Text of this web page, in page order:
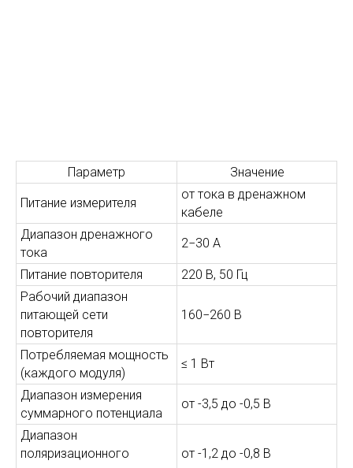
Параметр Значение
Питание измерителя
от тока в дренажном
кабеле
Диапазон дренажного
тока
2−30 А
Питание повторителя
220 В, 50 Гц
Рабочий диапазон
питающей сети
повторителя
160−260 В
Потребляемая мощность
(каждого модуля)
≤ 1 Вт
Диапазон измерения
суммарного потенциала
от -3,5 до -0,5 В
Диапазон
поляризационного
от -1,2 до -0,8 В